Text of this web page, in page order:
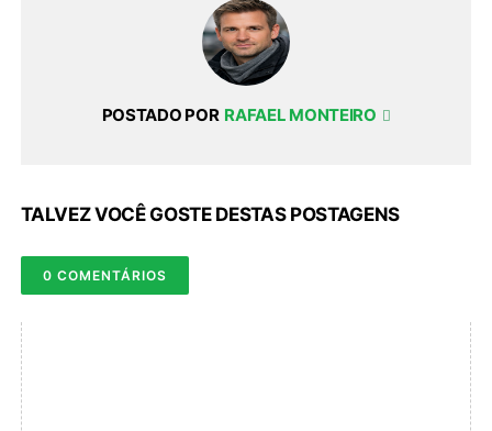
POSTADO POR RAFAEL MONTEIRO
TALVEZ VOCÊ GOSTE DESTAS POSTAGENS
0 COMENTÁRIOS